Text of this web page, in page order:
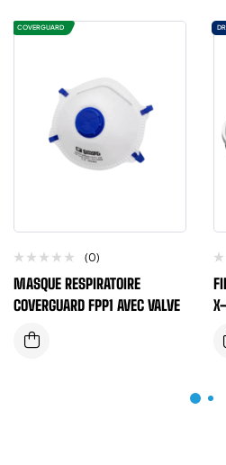
COVERGUARD
(0)
MASQUE RESPIRATOIRE
COVERGUARD FPP1 AVEC VALVE